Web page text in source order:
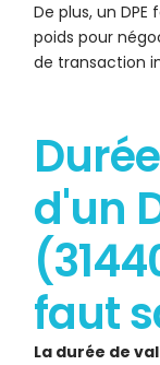
De plus, un
poids pour
de transaction
d'un
faut
La durée de